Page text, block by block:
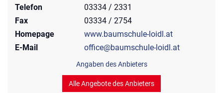
Telefon
03334 / 2331
Fax
03334 / 2754
Homepage
www.baumschule-loidl.at
E-Mail
office@baumschule-loidl.at
Angaben des Anbieters
Alle Angebote des Anbieters